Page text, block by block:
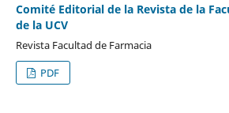
Comité Editorial de la Revista de la
de la UCV
Revista Facultad de Farmacia
PDF